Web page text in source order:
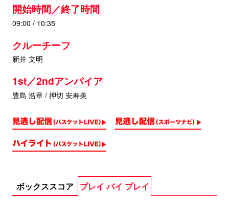
開始時間／終了時間
09:00 / 10:35
クルーチーフ
新井 文明
1st／2ndアンパイア
豊島 浩章 / 押切 安寿美
ボックススコア プレイ バイ プレイ